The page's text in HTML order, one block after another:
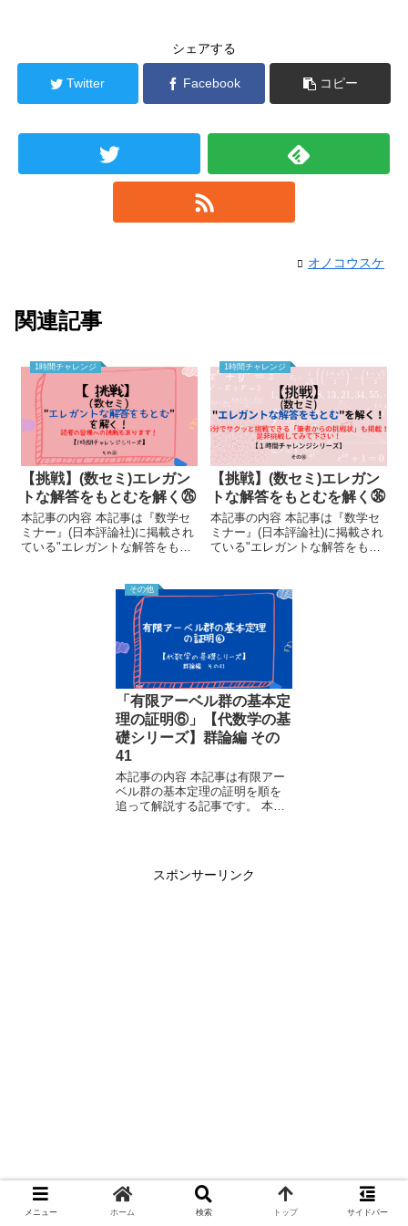
シェアする
Twitter Facebook コピー
オノコウスケ
関連記事
1時間チャレンジ
【挑戦】(数セミ)エレガン
トな解答をもとむを解く㉖
本記事の内容 本記事は『数学セ
ミナー』(日本評論社)に掲載され
ている"エレガントな解答をもと
あたり、前提知識は基本的に必
要ありませんが、以...
1時間チャレンジ
【挑戦】(数セミ)エレガン
トな解答をもとむを解く㊱
本記事の内容 本記事は『数学セ
ミナー』(日本評論社)に掲載され
ている"エレガントな解答をもと
する記事です。 本記事を読むに
あたり、前提知識は基本的に必
要ありませんが、以...
その他
「有限アーベル群の基本定
理の証明⑥」【代数学の基
礎シリーズ】群論編 その
41
本記事の内容 本記事は有限アー
ベル群の基本定理の証明を順を
追って解説する記事です。 本記
ご覧ください。 ↓アー...
スポンサーリンク
メニュー ホーム 検索 トップ サイドバー